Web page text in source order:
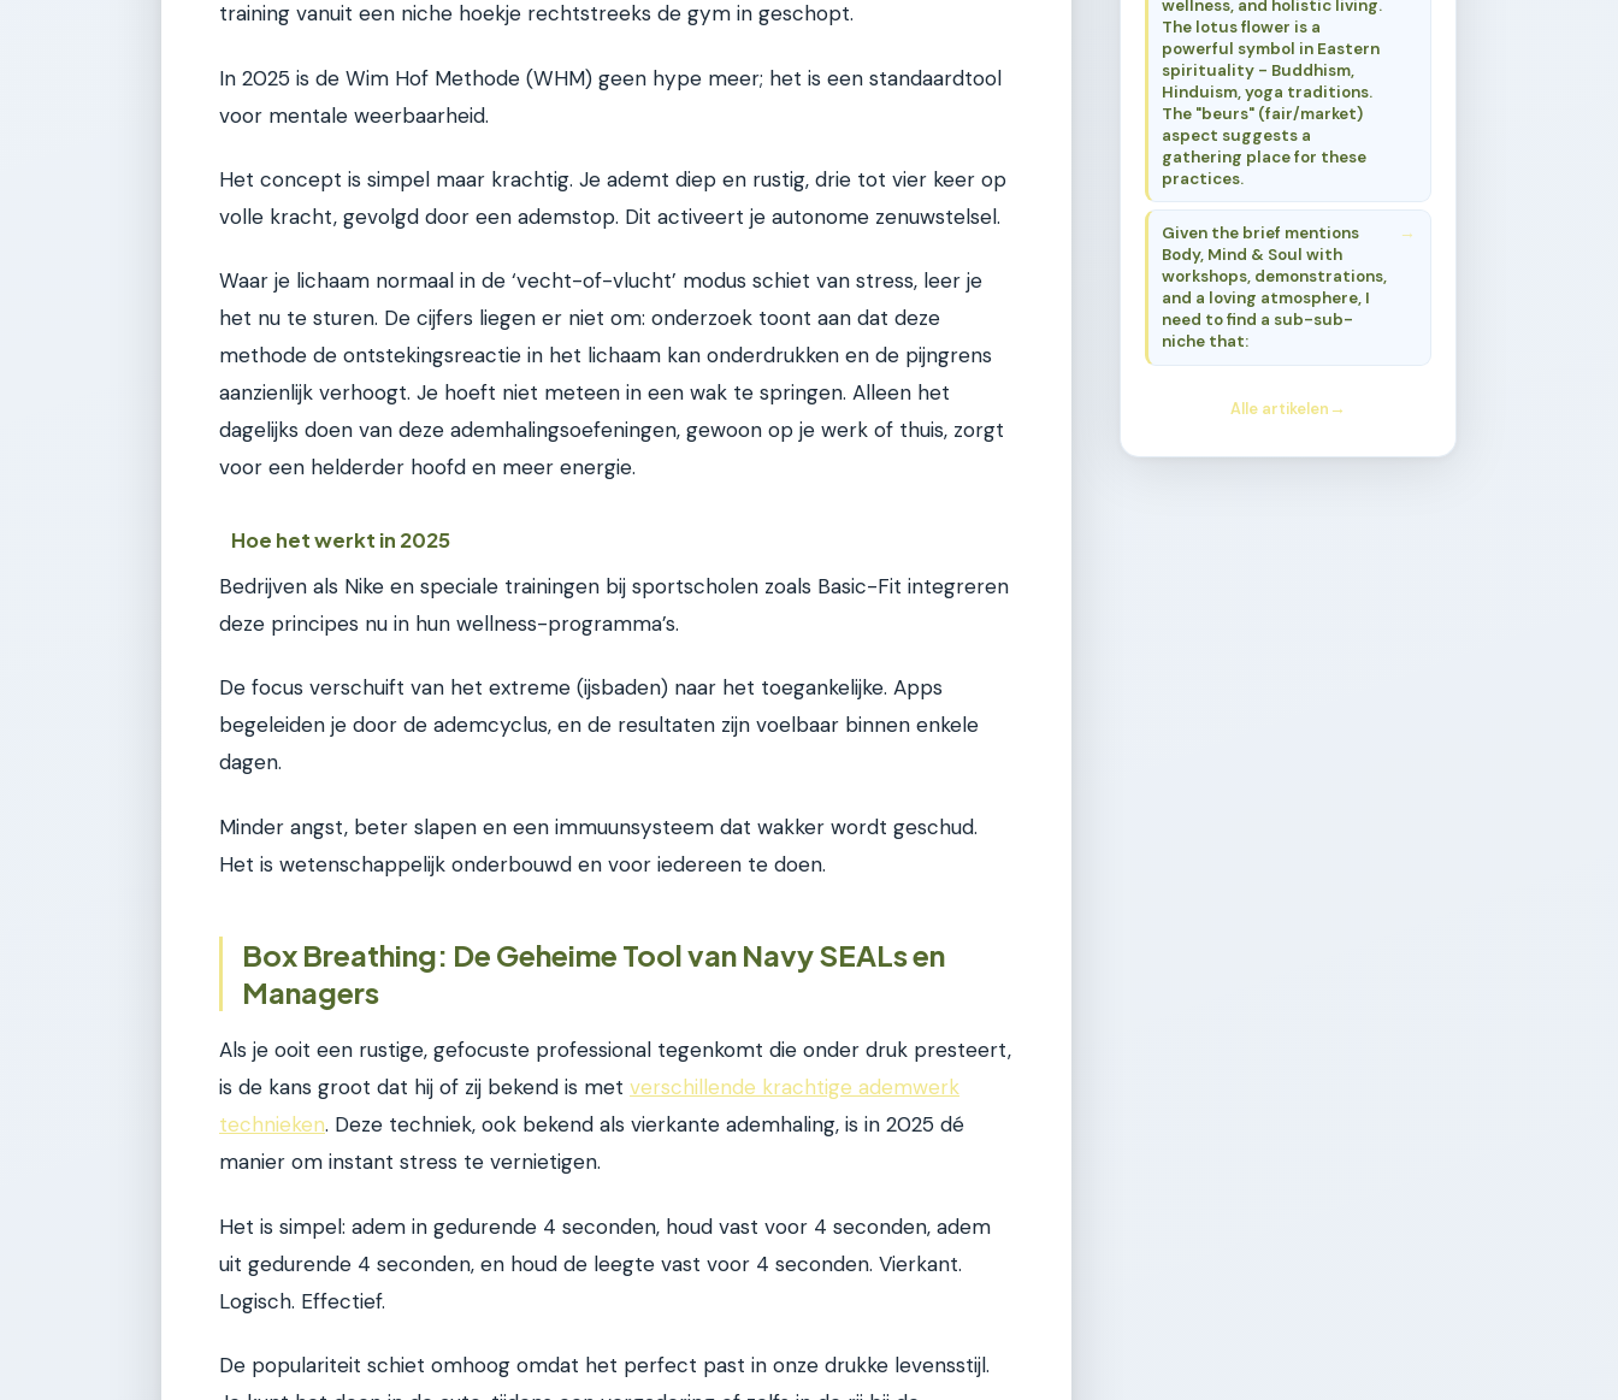
training vanuit een niche hoekje rechtstreeks de gym in geschopt.
In 2025 is de Wim Hof Methode (WHM) geen hype meer; het is een standaardtool
voor mentale weerbaarheid.
Het concept is simpel maar krachtig. Je ademt diep en rustig, drie tot vier keer op
volle kracht, gevolgd door een ademstop. Dit activeert je autonome zenuwstelsel.
Waar je lichaam normaal in de ‘vecht-of-vlucht’ modus schiet van stress, leer je
het nu te sturen. De cijfers liegen er niet om: onderzoek toont aan dat deze
methode de ontstekingsreactie in het lichaam kan onderdrukken en de pijngrens
aanzienlijk verhoogt. Je hoeft niet meteen in een wak te springen. Alleen het
dagelijks doen van deze ademhalingsoefeningen, gewoon op je werk of thuis, zorgt
voor een helderder hoofd en meer energie.
Hoe het werkt in 2025
Bedrijven als Nike en speciale trainingen bij sportscholen zoals Basic-Fit integreren
deze principes nu in hun wellness-programma’s.
De focus verschuift van het extreme (ijsbaden) naar het toegankelijke. Apps
begeleiden je door de ademcyclus, en de resultaten zijn voelbaar binnen enkele
dagen.
Minder angst, beter slapen en een immuunsysteem dat wakker wordt geschud.
Het is wetenschappelijk onderbouwd en voor iedereen te doen.
Box Breathing: De Geheime Tool van Navy SEALs en
Managers
Als je ooit een rustige, gefocuste professional tegenkomt die onder druk presteert,
is de kans groot dat hij of zij bekend is met verschillende krachtige ademwerk
technieken. Deze techniek, ook bekend als vierkante ademhaling, is in 2025 dé
manier om instant stress te vernietigen.
Het is simpel: adem in gedurende 4 seconden, houd vast voor 4 seconden, adem
uit gedurende 4 seconden, en houd de leegte vast voor 4 seconden. Vierkant.
Logisch. Effectief.
De populariteit schiet omhoog omdat het perfect past in onze drukke levensstijl.
wellness, and holistic living.
The lotus flower is a
powerful symbol in Eastern
spirituality - Buddhism,
Hinduism, yoga traditions.
The "beurs" (fair/market)
aspect suggests a
gathering place for these
practices.
Given the brief mentions
Body, Mind & Soul with
workshops, demonstrations,
and a loving atmosphere, I
need to find a sub-sub-
niche that:
Alle artikelen